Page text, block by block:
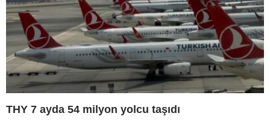
THY 7 ayda 54 milyon yolcu taşıdı